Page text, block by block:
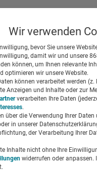
Suchen
Wir verwenden
bevor Sie unsere
damit wir und unsere
können, um Ihnen relevante
optimieren wir unsere Website.
können verarbeitet werden
Anzeigen und Inhalte oder zur
verarbeiten Ihre Daten
.
über die Verwendung Ihrer
in unserer
der Verarbeitung Ihrer
Inhalte nicht ohne Ihre
widerrufen oder anpassen.